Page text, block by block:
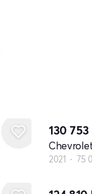
130
2021 75